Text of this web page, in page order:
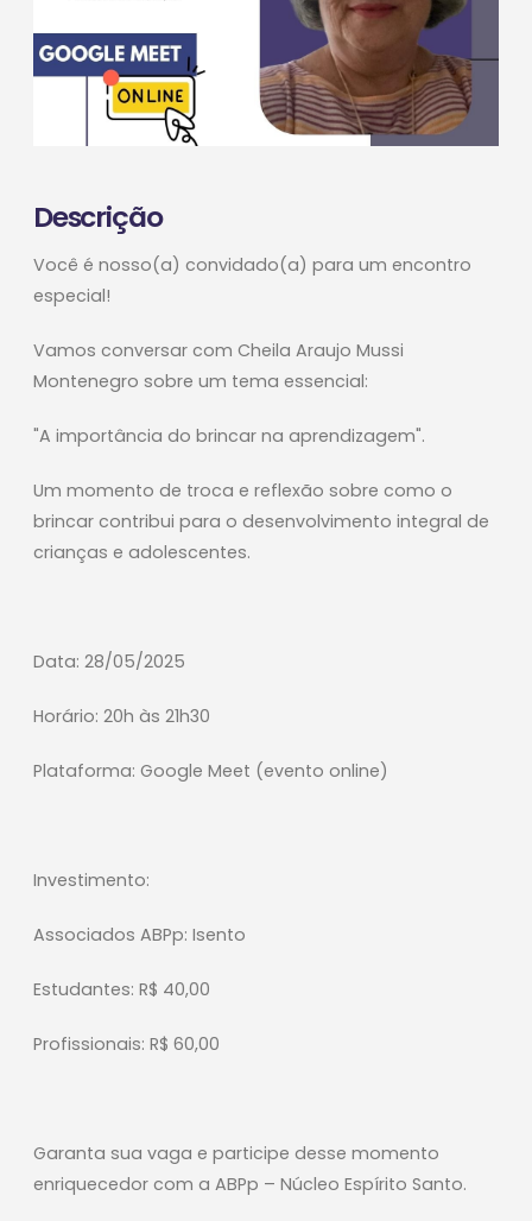
Descrição
Você é nosso(a) convidado(a) para um encontro
especial!
Vamos conversar com Cheila Araujo Mussi
Montenegro sobre um tema essencial:
"A importância do brincar na aprendizagem".
Um momento de troca e reflexão sobre como o
brincar contribui para o desenvolvimento integral de
crianças e adolescentes.
Data: 28/05/2025
Horário: 20h às 21h30
Plataforma: Google Meet (evento online)
Investimento:
Associados ABPp: Isento
Estudantes: R$ 40,00
Profissionais: R$ 60,00
Garanta sua vaga e participe desse momento
enriquecedor com a ABPp – Núcleo Espírito Santo.